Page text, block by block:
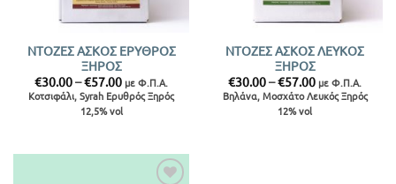
ΝΤΟΖΕΣ ΑΣΚΟΣ ΕΡΥΘΡΟΣ
ΞΗΡΟΣ
€30.00–€57.00Price
range:
€30.00
through
με Φ.Π.Α.
Κοτσιφάλι, Syrah Ερυθρός Ξηρός
12,5% vol
ΝΤΟΖΕΣ ΑΣΚΟΣ ΛΕΥΚΟΣ
ΞΗΡΟΣ
€30.00–€57.00Price
range:
€30.00
με Φ.Π.Α.
Βηλάνα, Μοσχάτο Λευκός Ξηρός
12% vol